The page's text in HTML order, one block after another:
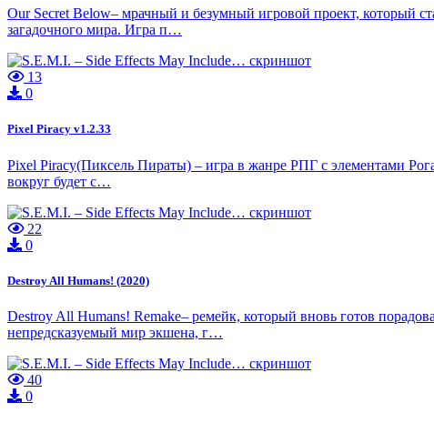
Our Secret Below– мрачный и безумный игровой проект, который
загадочного мира. Игра п…
13
0
Pixel Piracy v1.2.33
Pixel Piracy(Пиксель Пираты) – игра в жанре РПГ с элементами
вокруг будет с…
22
0
Destroy All Humans! (2020)
Destroy All Humans! Remake– ремейк, который вновь готов
непредсказуемый мир экшена, г…
40
0